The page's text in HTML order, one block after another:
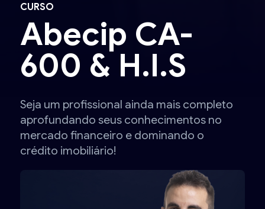
CURSO
Abecip CA-
600 & H.I.S
Seja um profissional ainda mais completo
aprofundando seus conhecimentos no
mercado financeiro e dominando o
crédito imobiliário!